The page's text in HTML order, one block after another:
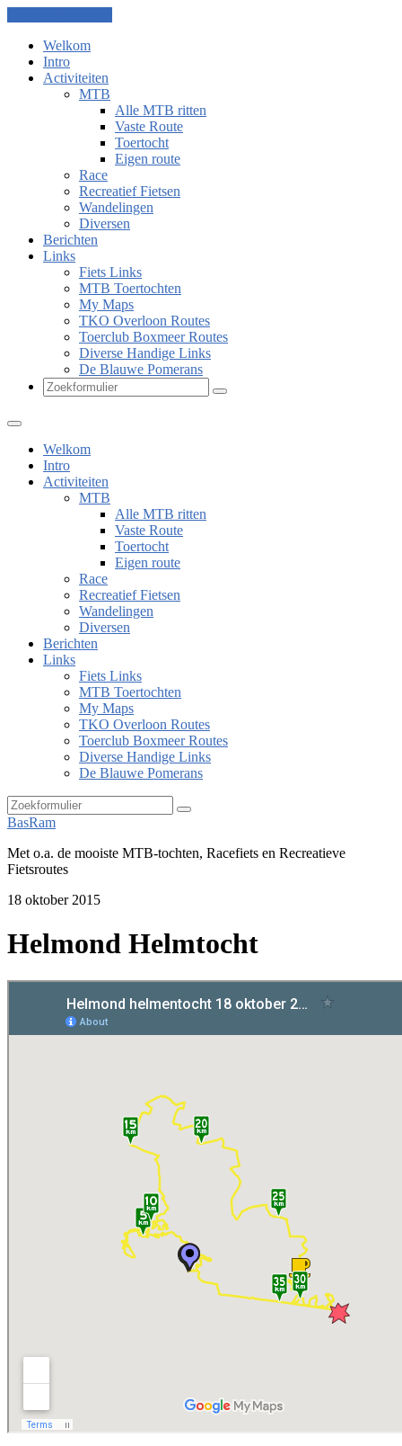
Welkom
Intro
Activiteiten
MTB
Alle MTB ritten
Vaste Route
Toertocht
Eigen route
Race
Recreatief Fietsen
Wandelingen
Diversen
Berichten
Links
Fiets Links
MTB Toertochten
My Maps
TKO Overloon Routes
Toerclub Boxmeer Routes
Diverse Handige Links
De Blauwe Pomerans
Zoeken
Welkom
Intro
Activiteiten
MTB
Alle MTB ritten
Vaste Route
Toertocht
Eigen route
Race
Recreatief Fietsen
Wandelingen
Diversen
Berichten
Links
Fiets Links
MTB Toertochten
My Maps
TKO Overloon Routes
Toerclub Boxmeer Routes
Diverse Handige Links
De Blauwe Pomerans
Zoeken
BasRam
Met o.a. de mooiste MTB-tochten, Racefiets en Recreatieve
Fietsroutes
18 oktober 2015
Helmond Helmtocht